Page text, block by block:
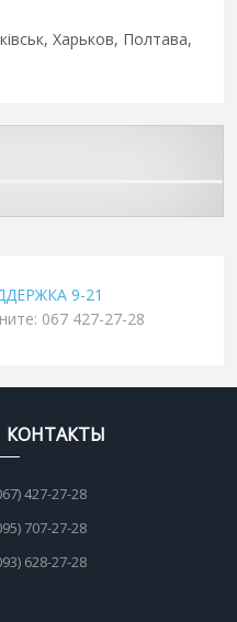
Харьков, Полтава,
9-21
067 427-27-28
КОНТАКТЫ
427-27-28
707-27-28
628-27-28